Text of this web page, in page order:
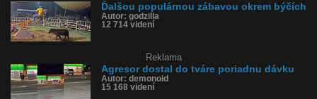
Ďalšou populárnou zábavou okrem býčích
Autor: godzilla
12 714 videní
Reklama
Agresor dostal do tváre poriadnu dávku
Autor: demonoid
15 168 videní